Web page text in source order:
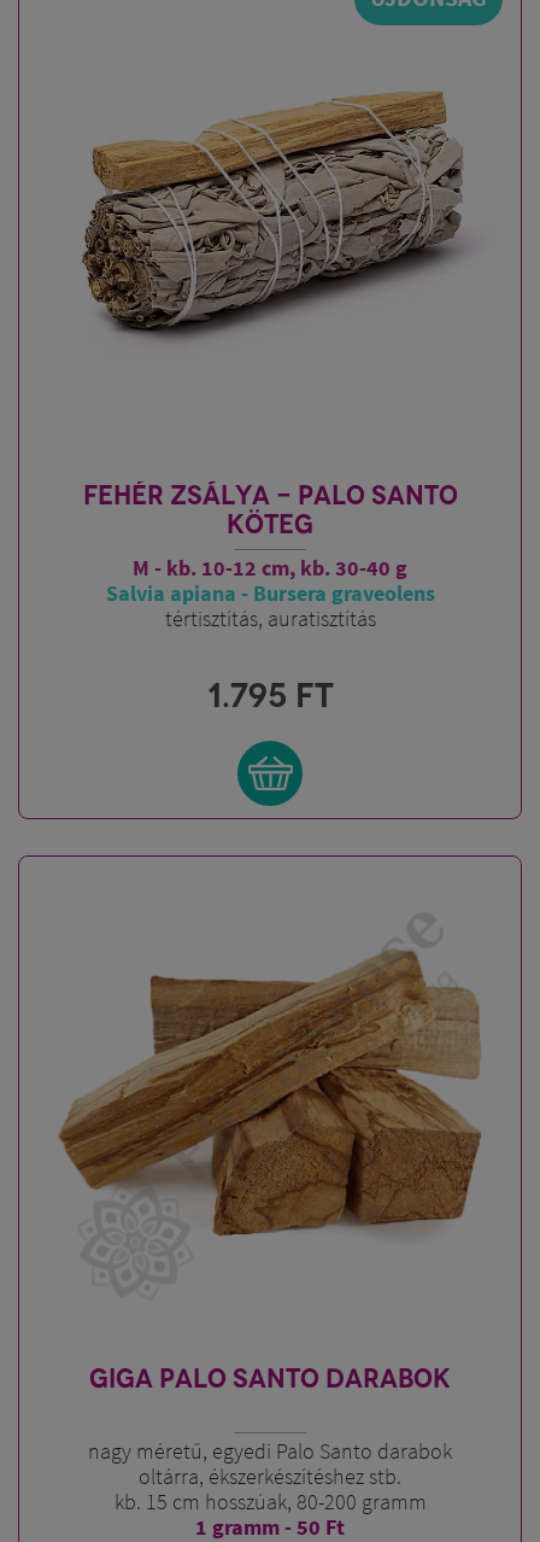
FEHÉR ZSÁLYA - PALO SANTO
KÖTEG
M - kb. 10-12 cm, kb. 30-40 g
Salvia apiana - Bursera graveolens
tértisztítás, auratisztítás
1.795 FT
GIGA PALO SANTO DARABOK
nagy méretű, egyedi Palo Santo darabok
oltárra, ékszerkészítéshez stb.
kb. 15 cm hosszúak, 80-200 gramm
1 gramm - 50 Ft